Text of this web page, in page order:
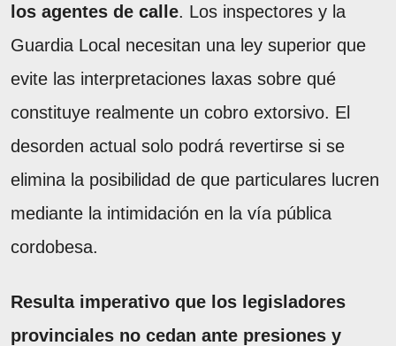
los agentes de calle. Los inspectores y la
Guardia Local necesitan una ley superior que
evite las interpretaciones laxas sobre qué
constituye realmente un cobro extorsivo. El
desorden actual solo podrá revertirse si se
elimina la posibilidad de que particulares lucren
mediante la intimidación en la vía pública
cordobesa.
Resulta imperativo que los legisladores
provinciales no cedan ante presiones y